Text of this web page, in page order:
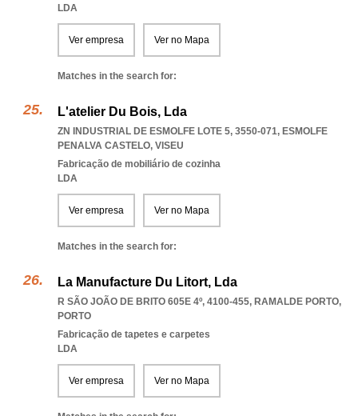
LDA
Ver empresa Ver no Mapa
Matches in the search for:
L'atelier Du Bois, Lda
ZN INDUSTRIAL DE ESMOLFE LOTE 5, 3550-071, ESMOLFE
PENALVA CASTELO, VISEU
Fabricação de mobiliário de cozinha
LDA
Ver empresa Ver no Mapa
Matches in the search for:
La Manufacture Du Litort, Lda
R SÃO JOÃO DE BRITO 605E 4º, 4100-455, RAMALDE PORTO,
PORTO
Fabricação de tapetes e carpetes
LDA
Ver empresa Ver no Mapa